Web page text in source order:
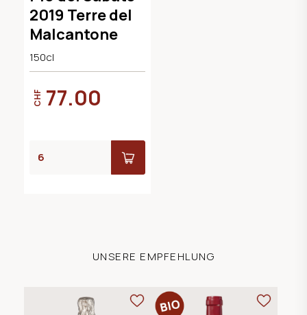
2019 Terre del
Malcantone
150cl
CHF 77.00
UNSERE EMPFEHLUNG